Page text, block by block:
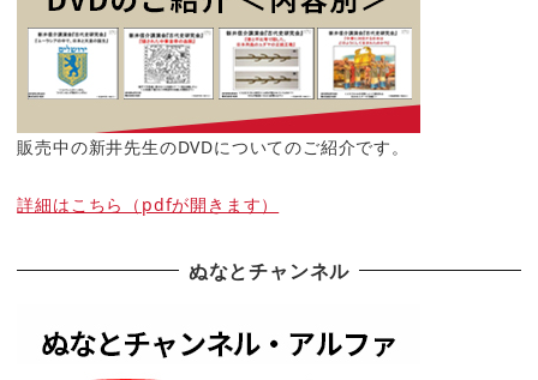
販売中の新井先生のDVDについてのご紹介です。
詳細はこちら（pdfが開きます）
ぬなとチャンネル